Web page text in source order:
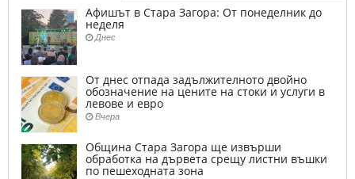
Афишът в Стара Загора: От понеделник до
неделя
Днес
От днес отпада задължителното двойно
обозначение на цените на стоки и услуги в
левове и евро
Вчера
Община Стара Загора ще извърши
обработка на дървета срещу листни въшки
по пешеходната зона